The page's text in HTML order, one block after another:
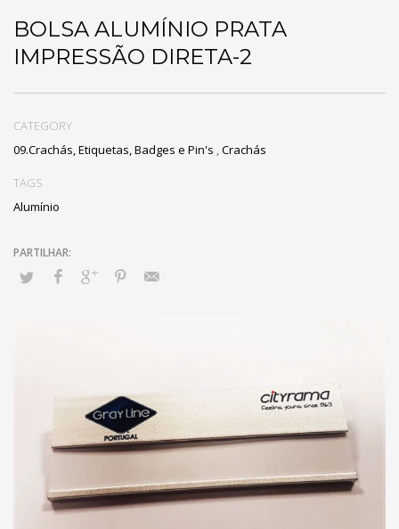
BOLSA ALUMÍNIO PRATA
IMPRESSÃO DIRETA-2
CATEGORY
09.Crachás, Etiquetas, Badges e Pin's ,Crachás
TAGS
Alumínio